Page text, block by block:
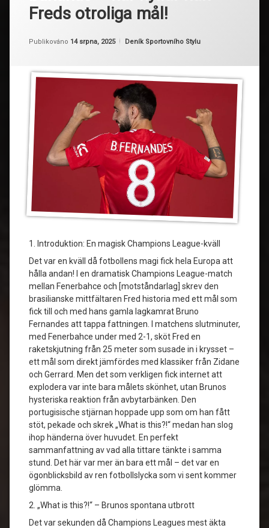
Freds otroliga mål!
Publikováno 14 srpna, 2025
Aktualizováno 14 srpna, 2025
Od Ruby
Kategorie:
Deník Sportovního Stylu
1. Introduktion: En magisk Champions League-kväll
Det var en kväll då fotbollens magi fick hela Europa att
hålla andan! I en dramatisk Champions League-match
mellan Fenerbahce och [motståndarlag] skrev den
brasilianske mittfältaren Fred historia med ett mål som
fick till och med hans gamla lagkamrat Bruno
Fernandes att tappa fattningen. I matchens slutminuter,
med Fenerbahce under med 2-1, sköt Fred en
raketskjutning från 25 meter som susade in i krysset –
ett mål som direkt jämfördes med klassiker från Zidane
och Gerrard. Men det som verkligen fick internet att
explodera var inte bara målets skönhet, utan Brunos
hysteriska reaktion från avbytarbänken. Den
portugisische stjärnan hoppade upp som om han fått
stöt, pekade och skrek „What is this?!“ medan han slog
ihop händerna över huvudet. En perfekt
sammanfattning av vad alla tittare tänkte i samma
stund. Det här var mer än bara ett mål – det var en
ögonblicksbild av ren fotbollslycka som vi sent kommer
glömma.
2. „What is this?!“ – Brunos spontana utbrott
Det var sekunden då Champions Leagues mest äkta